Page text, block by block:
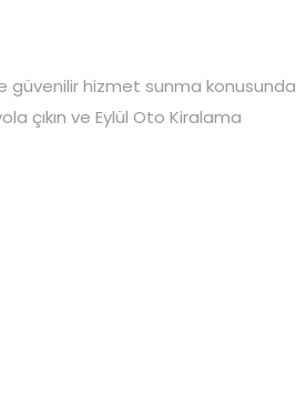
güvenilir hizmet sunma konusunda
çıkın ve Eylül Oto Kiralama